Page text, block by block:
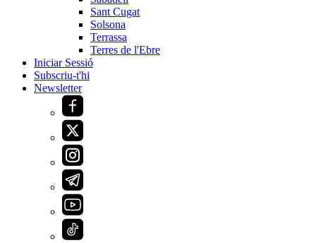
Sant Cugat
Solsona
Terrassa
Terres de l'Ebre
Iniciar Sessió
Subscriu-t'hi
Newsletter